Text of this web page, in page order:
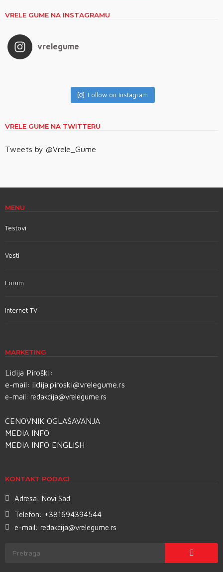
VRELE GUME NA INSTAGRAMU
vrelegume
Follow on Instagram
VRELE GUME NA TWITTERU
Tweets by @Vrele_Gume
MENU
Testovi
Vesti
Forum
Internet TV
MARKETING
Lidija Piroški:
e-mail: lidija.piroski@vrelegume.rs
e-mail: redakcija@vrelegume.rs
CENOVNIK OGLAŠAVANJA
MEDIA INFO
MEDIA INFO ENGLISH
KONTAKT PODACI
Adresa: Novi Sad
Telefon: +381694394544
e-mail: redakcija@vrelegume.rs